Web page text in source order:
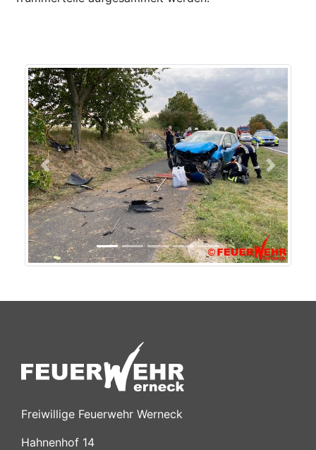
Previous Next
Freiwillige Feuerwehr Werneck
Hahnenhof 14